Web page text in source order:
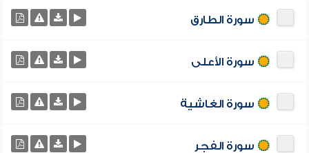
سورة الطارق
سورة الأعلى
سورة الغاشية
سورة الفجر